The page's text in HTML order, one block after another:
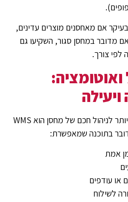
אם מאחסנים מוצרים עדינים,
מדובר במחסן סגור, השקיעו גם
לפי צורך.
ואוטומציה:
אחד הכלים המתקדמים ביותר לניהול חכם של מחסן הוא WMS
בתוכנה שמאפשרת:
אמת
או עודפים
לשילוח